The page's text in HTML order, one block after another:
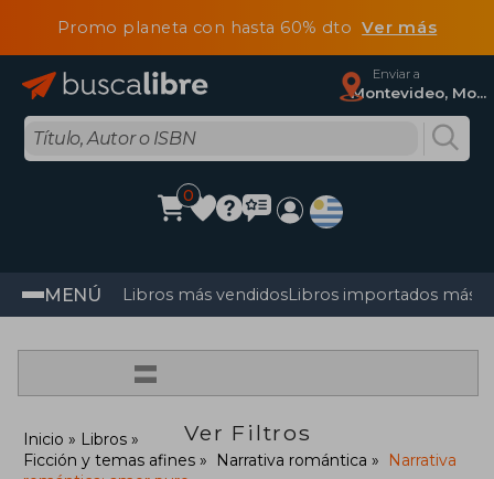
Promo planeta con hasta 60% dtoVer más
Enviar a
Montevideo, Montevideo
0
MENÚ Libros más vendidosLibros importados más
=
Ver Filtros
Inicio
Libros
Ficción y temas afines
Narrativa romántica
Narrativa